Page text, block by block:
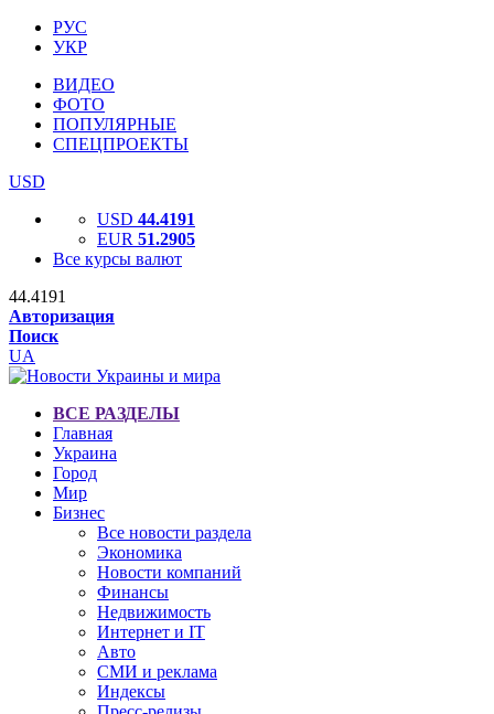
РУС
УКР
ВИДЕО
ФОТО
ПОПУЛЯРНЫЕ
СПЕЦПРОЕКТЫ
USD
USD 44.4191
EUR 51.2905
Все курсы валют
44.4191
Авторизация
Поиск
UA
ВСЕ РАЗДЕЛЫ
Главная
Украина
Город
Мир
Бизнес
Все новости раздела
Экономика
Новости компаний
Финансы
Недвижимость
Интернет и IT
Авто
СМИ и реклама
Индексы